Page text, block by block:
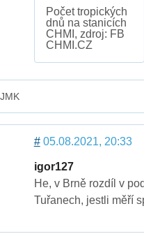
Počet tropických
dnů na stanicích
CHMI, zdroj: FB
CHMI.CZ
#05.08.2021, 20:33
igor127
He, v Brně rozdíl v
Tuřanech, jestli měří